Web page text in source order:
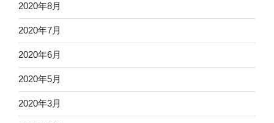
2020年8月
2020年7月
2020年6月
2020年5月
2020年3月